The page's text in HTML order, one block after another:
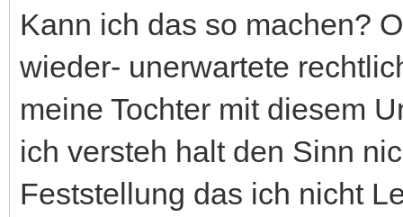
Kann ich das so machen?
wieder- unerwartete
meine Tochter mit diesem
ich versteh halt den Sinn
Feststellung das ich nicht